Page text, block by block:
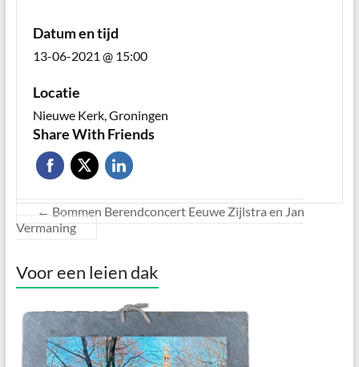
Datum en tijd
13-06-2021 @ 15:00
Locatie
Nieuwe Kerk, Groningen
Share With Friends
← Bommen Berendconcert Eeuwe Zijlstra en Jan
Vermaning
Voor een leien dak